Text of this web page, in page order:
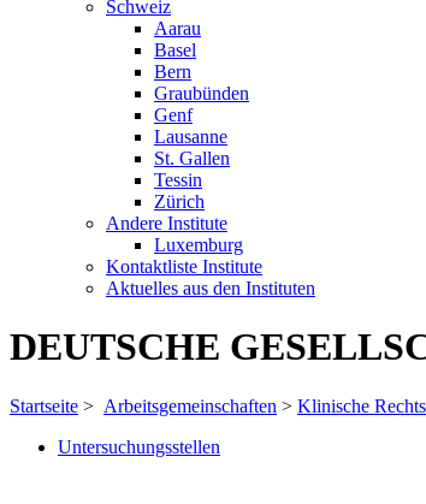
Schweiz
Aarau
Basel
Bern
Graubünden
Genf
Lausanne
St. Gallen
Tessin
Zürich
Andere Institute
Luxemburg
Kontaktliste Institute
Aktuelles aus den Instituten
DEUTSCHE
Startseite > Arbeitsgemeinschaften > Klinische
Untersuchungsstellen